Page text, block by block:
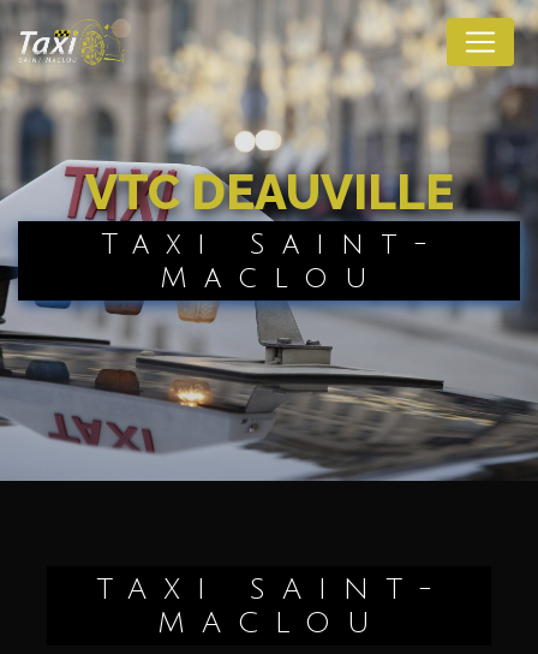
VTC DEAUVILLE
Taxi Saint-
Maclou
TAXI SAINT-
MACLOU
Panneau de gestion des cookies